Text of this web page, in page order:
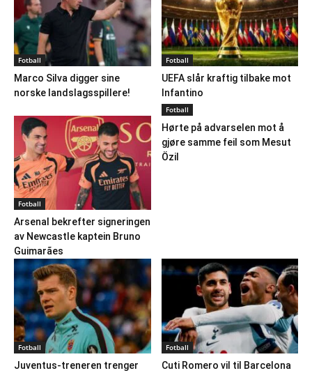
Fotball
Marco Silva digger sine
norske landslagsspillere!
Fotball
UEFA slår kraftig tilbake mot
Infantino
Fotball
Arsenal bekrefter signeringen
av Newcastle kaptein Bruno
Guimarães
Fotball
Hørte på advarselen mot å
gjøre samme feil som Mesut
Özil
Fotball
Juventus-treneren trenger
Fotball
Cuti Romero vil til Barcelona